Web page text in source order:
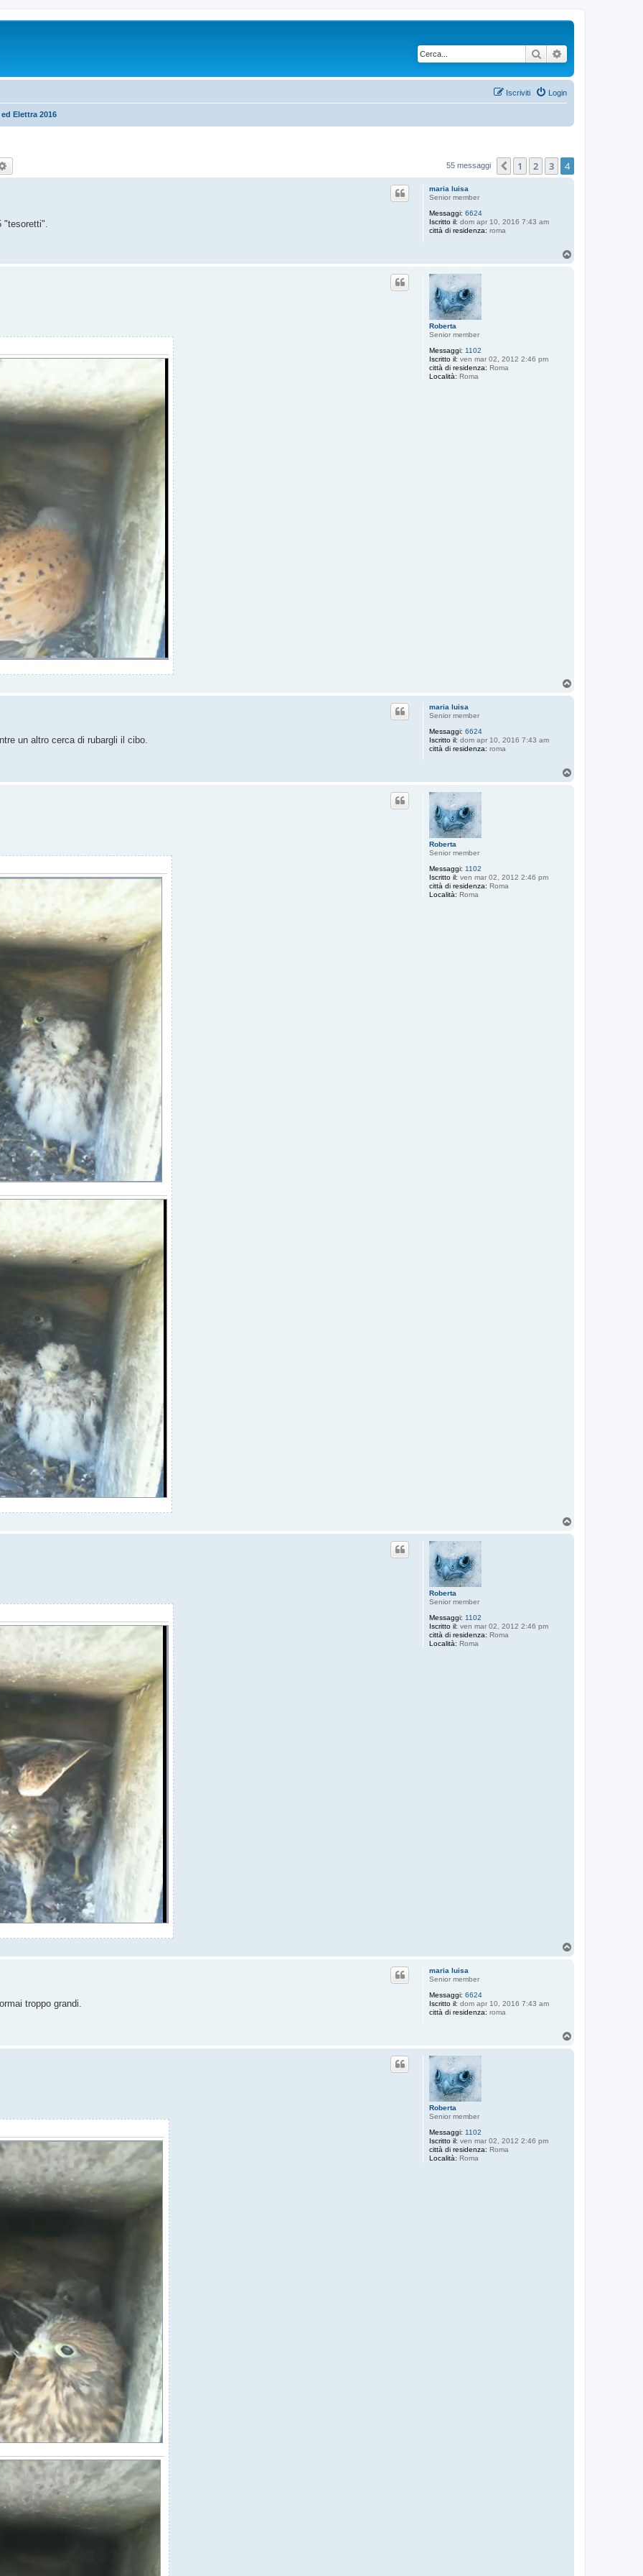
Cerca
Login
Iscriviti
Elettra 2016
55 messaggi Precedente
1 2 3 4
maria luisa
Senior member
Messaggi: 6624
Iscritto il: dom apr 10, 2016 7:43 am
città di residenza: roma
Roberta
Senior member
Messaggi: 1102
Iscritto il: ven mar 02, 2012 2:46 pm
città di residenza: Roma
Località: Roma
maria luisa
Senior member
Messaggi: 6624
Iscritto il: dom apr 10, 2016 7:43 am
città di residenza: roma
un altro cerca di rubargli il cibo.
Roberta
Senior member
Messaggi: 1102
Iscritto il: ven mar 02, 2012 2:46 pm
città di residenza: Roma
Località: Roma
Roberta
Senior member
Messaggi: 1102
Iscritto il: ven mar 02, 2012 2:46 pm
città di residenza: Roma
Località: Roma
maria luisa
Senior member
Messaggi: 6624
Iscritto il: dom apr 10, 2016 7:43 am
città di residenza: roma
troppo grandi.
Roberta
Senior member
Messaggi: 1102
Iscritto il: ven mar 02, 2012 2:46 pm
città di residenza: Roma
Località: Roma